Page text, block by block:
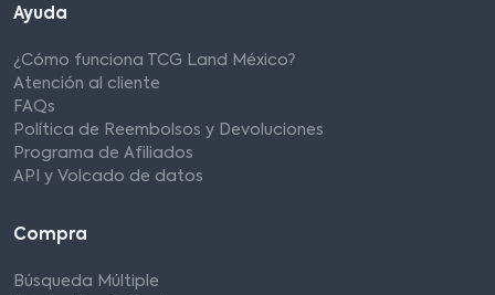
Ayuda
¿Cómo funciona TCG Land México?
Atención al cliente
FAQs
Política de Reembolsos y Devoluciones
Programa de Afiliados
API y Volcado de datos
Compra
Búsqueda Múltiple